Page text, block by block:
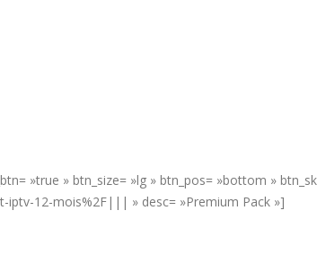
»true » btn_size= »lg » btn_pos= »bottom »
iptv-12-mois%2F||| » desc= »Premium Pack »]